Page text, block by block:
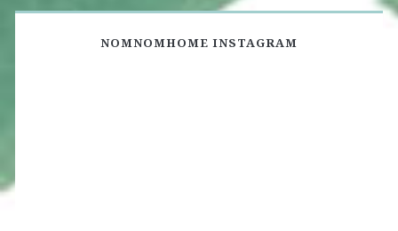
NOMNOMHOME INSTAGRAM